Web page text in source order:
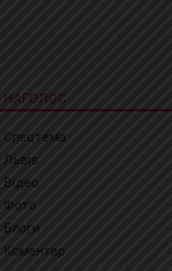
НАГОЛОС
Спецтема
Львів
Відео
Фото
Блоги
Коментар